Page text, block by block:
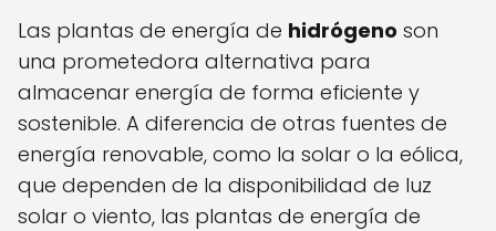
Las plantas de energía de hidrógeno son
una prometedora alternativa para
almacenar energía de forma eficiente y
sostenible. A diferencia de otras fuentes de
energía renovable, como la solar o la eólica,
que dependen de la disponibilidad de luz
solar o viento, las plantas de energía de